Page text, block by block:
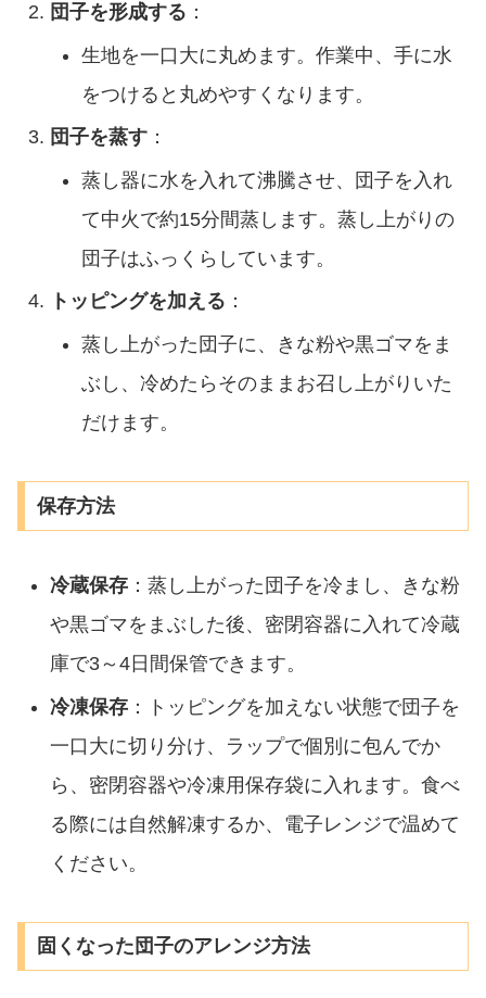
団子を形成する ：
生地を一口大に丸めます。作業中、手に水
をつけると丸めやすくなります。
団子を蒸す：
蒸し器に水を入れて沸騰させ、団子を入れ
て中火で約15分間蒸します。蒸し上がりの
団子はふっくらしています。
トッピングを加える ：
蒸し上がった団子に、きな粉や黒ゴマをま
ぶし、冷めたらそのままお召し上がりいた
だけます。
保存方法
冷蔵保存：蒸し上がった団子を冷まし、きな粉
や黒ゴマをまぶした後、密閉容器に入れて冷蔵
庫で3～4日間保管できます。
冷凍保存：トッピングを加えない状態で団子を
一口大に切り分け、ラップで個別に包んでか
ら、密閉容器や冷凍用保存袋に入れます。食べ
る際には自然解凍するか、電子レンジで温めて
ください。
固くなった団子のアレンジ方法